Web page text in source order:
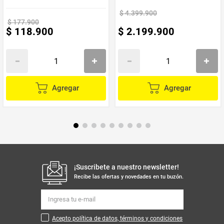
Muebles REM
$177.900
$ 118.900
Agregar
$4.399.900
$ 2.199.900
Agregar
¡Suscribete a nuestro newsletter!
Recibe las ofertas y novedades en tu buzón.
Acepto política de datos, términos y condiciones